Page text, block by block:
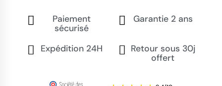
Paiement
sécurisé
Garantie 2 ans
Expédition 24H
Retour sous 30j
offert